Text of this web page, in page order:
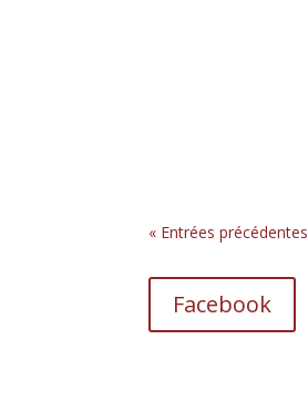
« Entrées précédentes
Facebook